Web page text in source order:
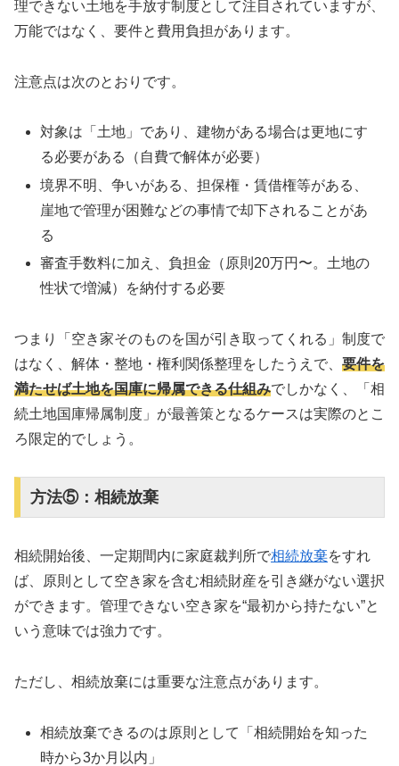
理できない土地を手放す制度として注目されていますが、
万能ではなく、要件と費用負担があります。
注意点は次のとおりです。
対象は「土地」であり、建物がある場合は更地にす
る必要がある（自費で解体が必要）
境界不明、争いがある、担保権・賃借権等がある、
崖地で管理が困難などの事情で却下されることがあ
る
審査手数料に加え、負担金（原則20万円〜。土地の
性状で増減）を納付する必要
つまり「空き家そのものを国が引き取ってくれる」制度で
はなく、解体・整地・権利関係整理をしたうえで、 要件を
満たせば土地を国庫に帰属できる仕組みでしかなく、「相
続土地国庫帰属制度」が最善策となるケースは実際のとこ
ろ限定的でしょう。
方法⑤：相続放棄
相続開始後、一定期間内に家庭裁判所で相続放棄をすれ
ば、原則として空き家を含む相続財産を引き継がない選択
ができます。管理できない空き家を“最初から持たない”と
いう意味では強力です。
ただし、相続放棄には重要な注意点があります。
相続放棄できるのは原則として「相続開始を知った
時から3か月以内」